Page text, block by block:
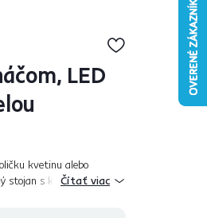
LED
kvetinu alebo
stojan s kvetináčom
Čítať viac